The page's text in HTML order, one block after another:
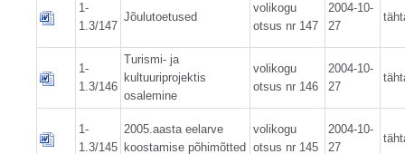
1-
1.3/147
Jõulutoetused
volikogu
otsus nr 147
2004-10-
27
1-
1.3/146
Turismi- ja
kultuuriprojektis
osalemine
volikogu
otsus nr 146
2004-10-
27
1-
1.3/145
2005.aasta eelarve
koostamise põhimõtted
volikogu
otsus nr 145
2004-10-
27